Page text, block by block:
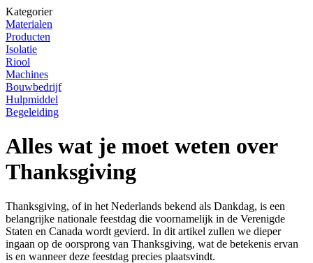
Kategorier
Materialen
Producten
Isolatie
Riool
Machines
Bouwbedrijf
Hulpmiddel
Begeleiding
Alles wat je moet weten over
Thanksgiving
Thanksgiving, of in het Nederlands bekend als Dankdag, is een
belangrijke nationale feestdag die voornamelijk in de Verenigde
Staten en Canada wordt gevierd. In dit artikel zullen we dieper
ingaan op de oorsprong van Thanksgiving, wat de betekenis ervan
is en wanneer deze feestdag precies plaatsvindt.